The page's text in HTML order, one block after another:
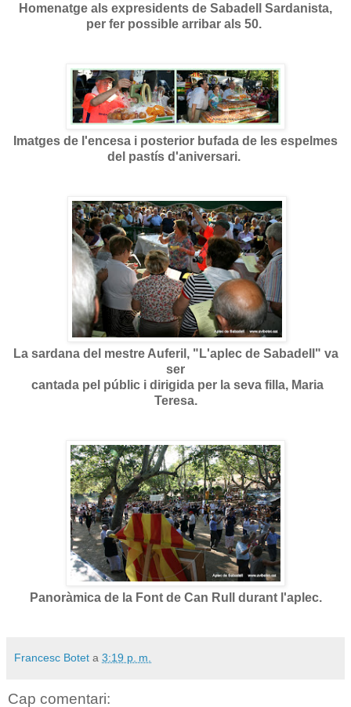
Homenatge als expresidents de Sabadell Sardanista,
per fer possible arribar als 50.
Imatges de l'encesa i posterior bufada de les espelmes
del pastís d'aniversari.
La sardana del mestre Auferil, "L'aplec de Sabadell" va
ser
cantada pel públic i dirigida per la seva filla, Maria
Teresa.
Panoràmica de la Font de Can Rull durant l'aplec.
Francesc Botet a 3:19 p. m.
Cap comentari: